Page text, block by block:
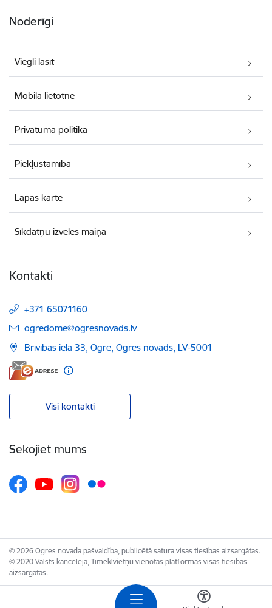
Noderīgi
Viegli lasīt
Mobilā lietotne
Privātuma politika
Piekļūstamība
Lapas karte
Sīkdatņu izvēles maiņa
Kontakti
+371 65071160
E-pasts:
ogredome@ogresnovads.lv
Brīvības iela 33, Ogre, Ogres novads, LV-5001
Visi kontakti
Sekojiet mums
© 2026 Ogres novada pašvaldība, publicētā satura visas tiesības aizsargātas.
© 2020 Valsts kanceleja, Tīmekļvietņu vienotās platformas visas tiesības
aizsargātas.